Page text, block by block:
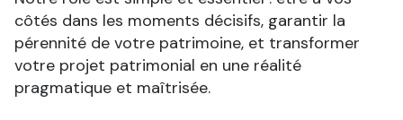
côtés dans les moments décisifs, garantir la
pérennité de votre patrimoine, et transformer
votre projet patrimonial en une réalité
pragmatique et maîtrisée.